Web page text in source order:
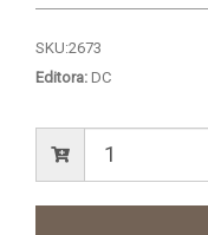
SKU:2673
Editora: DC